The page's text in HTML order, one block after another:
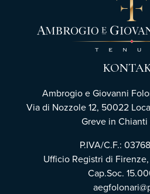
Ambrogio e Giovanni
Via di Nozzole 12, 50022
Greve in Chianti
P.IVA/C.F.:
Ufficio Registri di Firenze,
Cap.Soc.